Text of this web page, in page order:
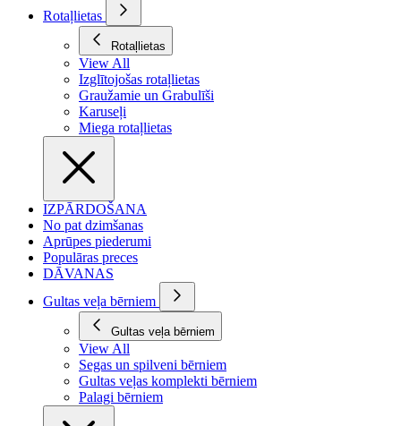
Rotaļlietas
Rotaļlietas
View All
Izglītojošas rotaļlietas
Graužamie un Grabulīši
Karuseļi
Miega rotaļlietas
IZPĀRDOŠANA
No pat dzimšanas
Aprūpes piederumi
Populāras preces
DĀVANAS
Gultas veļa bērniem
Gultas veļa bērniem
View All
Segas un spilveni bērniem
Gultas veļas komplekti bērniem
Palagi bērniem